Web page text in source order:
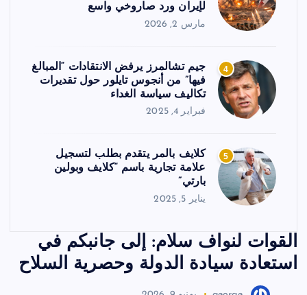
لإيران ورد صاروخي واسع
مارس 2, 2026
4
جيم تشالمرز يرفض الانتقادات “المبالغ
فيها” من أنجوس تايلور حول تقديرات
تكاليف سياسة الغداء
فبراير 4, 2025
5
كلايف بالمر يتقدم بطلب لتسجيل
علامة تجارية باسم “كلايف وبولين
بارتي”
يناير 5, 2025
القوات لنواف سلام: إلى جانبكم في
استعادة سيادة الدولة وحصرية السلاح